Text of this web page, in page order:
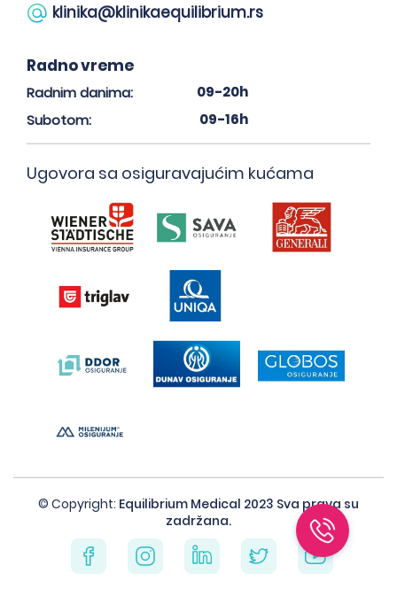
klinika@klinikaequilibrium.rs
Radno vreme
Radnim danima:
09-20h
Subotom:
09-16h
Ugovora sa osiguravajućim kućama
© Copyright: Equilibrium Medical 2023 Sva prava su
zadržana.